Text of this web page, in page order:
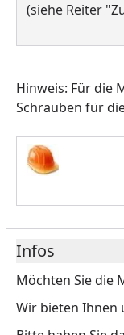
(siehe Reiter
Hinweis: Für die
Schrauben für
Infos
Möchten Sie die
Wir bieten Ihnen